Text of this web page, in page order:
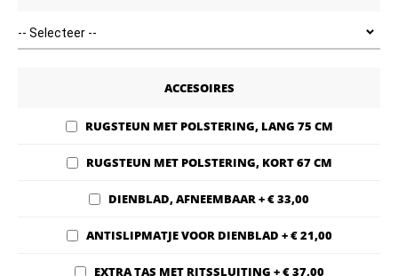
ACCESOIRES
RUGSTEUN MET POLSTERING, LANG 75 CM
RUGSTEUN MET POLSTERING, KORT 67 CM
DIENBLAD, AFNEEMBAAR+€ 33,00
ANTISLIPMATJE VOOR DIENBLAD +€ 21,00
EXTRA TAS MET RITSSLUITING +€ 37,00